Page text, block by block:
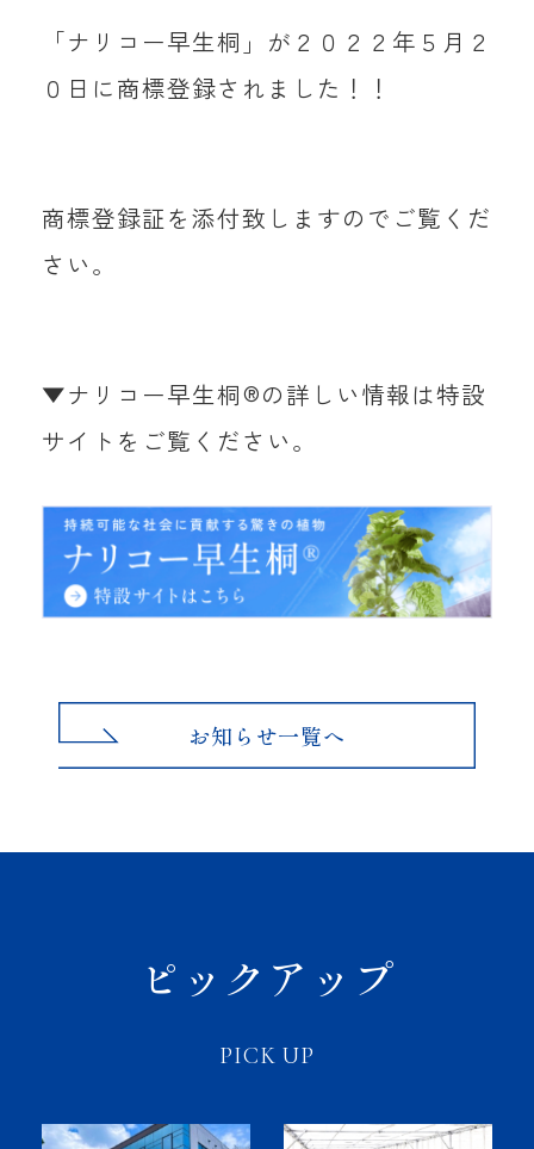
「ナリコー早生桐」が２０２２年５月２
０日に商標登録されました！！
商標登録証を添付致しますのでご覧くだ
さい。
▼ナリコー早生桐®の詳しい情報は特設
サイトをご覧ください。
お知らせ一覧へ
ピックアップ
PICK UP